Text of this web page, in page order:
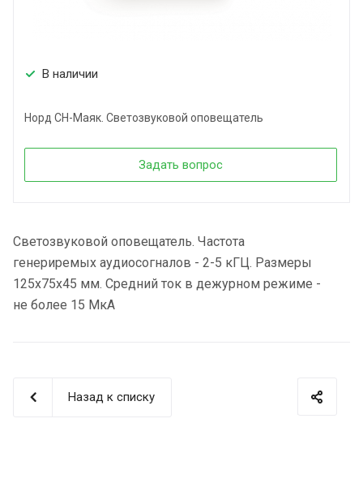
В наличии
Норд СН-Маяк. Светозвуковой оповещатель
Задать вопрос
Светозвуковой оповещатель. Частота
генериремых аудиосогналов - 2-5 кГЦ. Размеры
125х75х45 мм. Средний ток в дежурном режиме -
не более 15 МкА
Назад к списку